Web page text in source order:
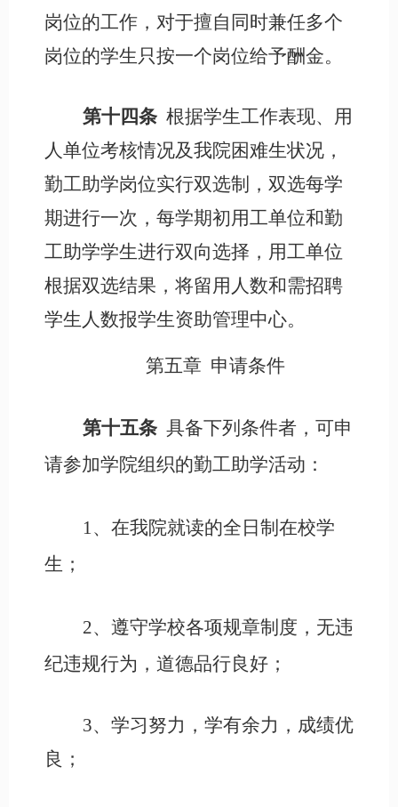
岗位的工作，对于擅自同时兼任多个
岗位的学生只按一个岗位给予酬金。
第十四条 根据学生工作表现、用
人单位考核情况及我院困难生状况，
勤工助学岗位实行双选制，双选每学
期进行一次，每学期初用工单位和勤
工助学学生进行双向选择，用工单位
根据双选结果，将留用人数和需招聘
学生人数报学生资助管理中心。
第五章 申请条件
第十五条 具备下列条件者，可申
请参加学院组织的勤工助学活动：
1、在我院就读的全日制在校学
生；
2、遵守学校各项规章制度，无违
纪违规行为，道德品行良好；
3、学习努力，学有余力，成绩优
良；